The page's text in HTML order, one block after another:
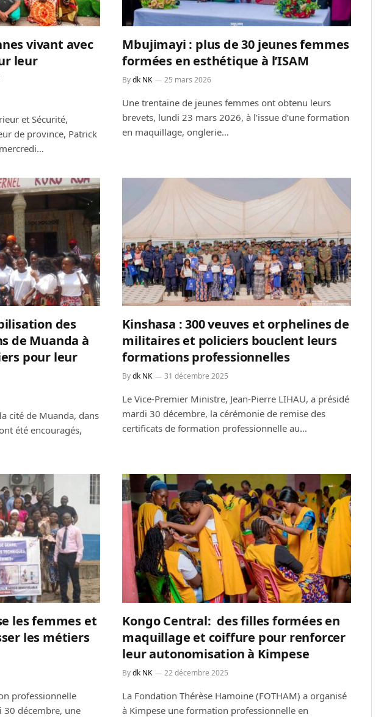
vivant avec
leur
et Sécurité,
de province, Patrick
Mbujimayi : plus de 30 jeunes femmes
formées en esthétique à l’ISAM
By dk NK 25 mars 2026
Une trentaine de jeunes femmes ont obtenu leurs
brevets, lundi 23 mars 2026, à l’issue d’une formation
en maquillage, onglerie…
des
de Muanda à
pour leur
cité de Muanda, dans
été encouragés,
Kinshasa : 300 veuves et orphelines de
militaires et policiers bouclent leurs
formations professionnelles
By dk NK 31 décembre 2025
Le Vice-Premier Ministre, Jean-Pierre LIHAU, a présidé
mardi 30 décembre, la cérémonie de remise des
certificats de formation professionnelle au…
les femmes et
les métiers
professionnelle
30 décembre, une
Kongo Central: des filles formées en
maquillage et coiffure pour renforcer
leur autonomisation à Kimpese
By dk NK 22 décembre 2025
La Fondation Thérèse Hamoine (FOTHAM) a organisé
à Kimpese une formation professionnelle en